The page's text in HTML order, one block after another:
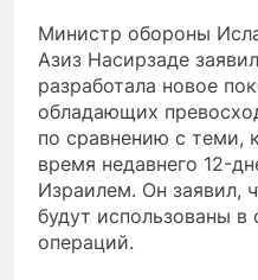
Министр обороны
Азиз Насирзаде
разработала новое
обладающих
по сравнению с теми,
время недавнего 12-
Израилем. Он заявил,
будут использованы в
операций.